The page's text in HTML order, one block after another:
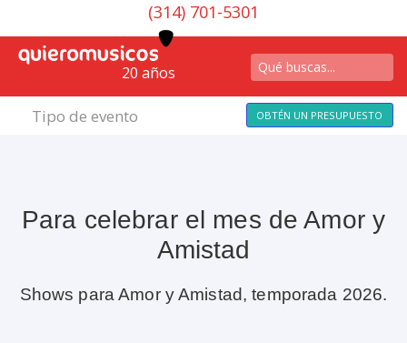
(314) 701-5301
20 años
Tipo de evento OBTÉN UN PRESUPUESTO
Para celebrar el mes de Amor y
Amistad
Shows para Amor y Amistad, temporada 2026.